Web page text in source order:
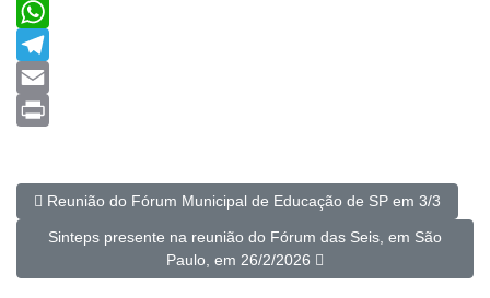
LinkedIn
WhatsApp
Telegram
Email
Artigo anterior: Reunião do Fórum Municipal de Educação de SP
Reunião do Fórum Municipal de Educação de SP em 3/3
Próximo artigo: Sinteps presente na reunião do Fórum das
Sinteps presente na reunião do Fórum das Seis, em São
Paulo, em 26/2/2026